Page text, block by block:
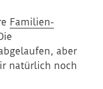
Familien-
aber
natürlich noch